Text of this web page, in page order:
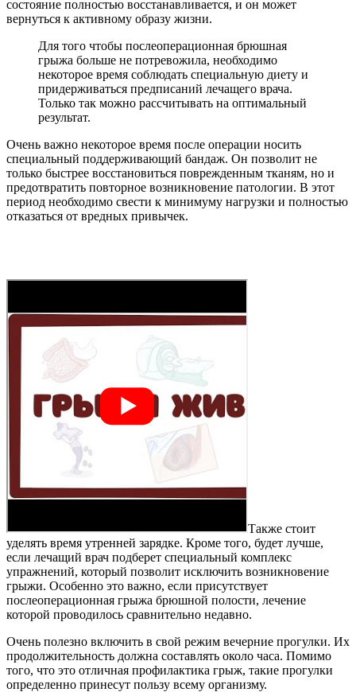
состояние полностью восстанавливается, и он может
вернуться к активному образу жизни.
Для того чтобы послеоперационная брюшная
грыжа больше не потревожила, необходимо
некоторое время соблюдать специальную диету и
придерживаться предписаний лечащего врача.
Только так можно рассчитывать на оптимальный
результат.
Очень важно некоторое время после операции носить
специальный поддерживающий бандаж. Он позволит не
только быстрее восстановиться поврежденным тканям, но и
предотвратить повторное возникновение патологии. В этот
период необходимо свести к минимуму нагрузки и полностью
отказаться от вредных привычек.
Также стоит
уделять время утренней зарядке. Кроме того, будет лучше,
если лечащий врач подберет специальный комплекс
упражнений, который позволит исключить возникновение
грыжи. Особенно это важно, если присутствует
послеоперационная грыжа брюшной полости, лечение
которой проводилось сравнительно недавно.
Очень полезно включить в свой режим вечерние прогулки. Их
продолжительность должна составлять около часа. Помимо
того, что это отличная профилактика грыж, такие прогулки
определенно принесут пользу всему организму.